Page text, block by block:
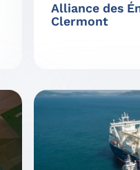
Alliance des
Clermont